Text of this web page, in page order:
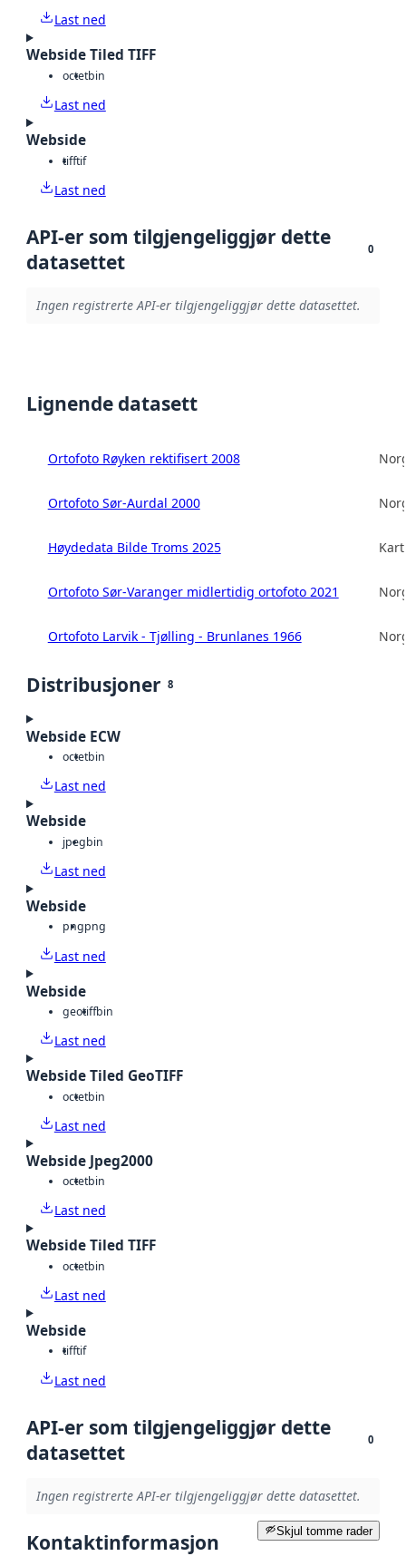
Last ned
Webside Tiled TIFF
octetbin
Last ned
Webside
tifftif
Last ned
API-er som tilgjengeliggjør dette
datasettet
0
Ingen registrerte API-er tilgjengeliggjør dette datasettet.
Lignende datasett
Ortofoto Røyken rektifisert 2008
Ortofoto Sør-Aurdal 2000
Høydedata Bilde Troms 2025
Ortofoto Sør-Varanger midlertidig ortofoto 2021
Ortofoto Larvik - Tjølling - Brunlanes 1966
Distribusjoner 8
Webside ECW
octetbin
Last ned
Webside
jpegbin
Last ned
Webside
pngpng
Last ned
Webside
geotiffbin
Last ned
Webside Tiled GeoTIFF
octetbin
Last ned
Webside Jpeg2000
octetbin
Last ned
Webside Tiled TIFF
octetbin
Last ned
Webside
tifftif
Last ned
API-er som tilgjengeliggjør dette
datasettet
0
Ingen registrerte API-er tilgjengeliggjør dette datasettet.
Skjul tomme rader
Kontaktinformasjon